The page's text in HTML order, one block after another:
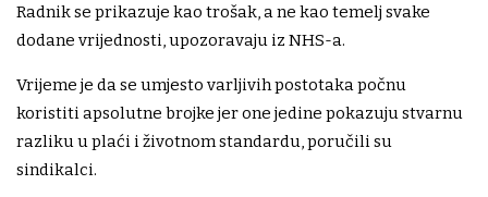
Radnik se prikazuje kao trošak, a ne kao temelj svake
dodane vrijednosti, upozoravaju iz NHS-a.
Vrijeme je da se umjesto varljivih postotaka počnu
koristiti apsolutne brojke jer one jedine pokazuju stvarnu
razliku u plaći i životnom standardu, poručili su
sindikalci.